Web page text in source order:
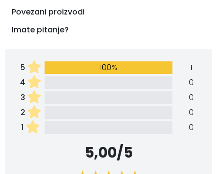
Povezani proizvodi
Imate pitanje?
5 100%
1
4
0
3
0
2
0
1
0
5,00/5